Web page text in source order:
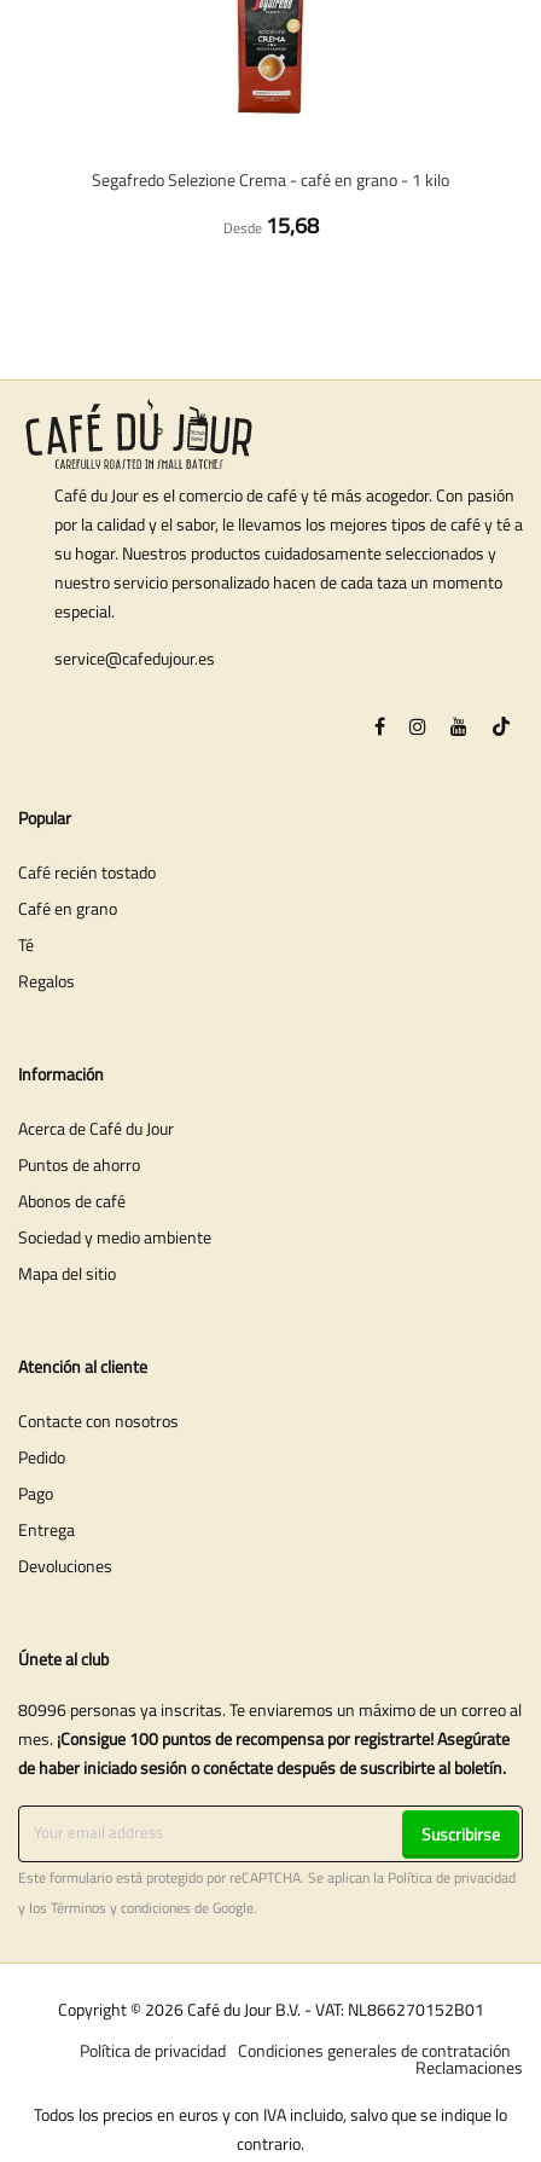
Segafredo Selezione Crema - café en grano - 1 kilo
Desde 15,68
Café du Jour es el comercio de café y té más acogedor. Con pasión
por la calidad y el sabor, le llevamos los mejores tipos de café y té a
su hogar. Nuestros productos cuidadosamente seleccionados y
nuestro servicio personalizado hacen de cada taza un momento
especial.
service@cafedujour.es
Popular
Café recién tostado
Café en grano
Té
Regalos
Información
Acerca de Café du Jour
Puntos de ahorro
Abonos de café
Sociedad y medio ambiente
Mapa del sitio
Atención al cliente
Contacte con nosotros
Pedido
Pago
Entrega
Devoluciones
Únete al club
80996 personas ya inscritas. Te enviaremos un máximo de un correo al
mes. ¡Consigue 100 puntos de recompensa por registrarte! Asegúrate
de haber iniciado sesión o conéctate después de suscribirte al boletín.
Suscribirse
Este formulario está protegido por reCAPTCHA. Se aplican la Política de privacidad
y los Términos y condiciones de Google.
Copyright © 2026 Café du Jour B.V. - VAT: NL866270152B01
Condiciones generales de contratación
Política de privacidad
Reclamaciones
Todos los precios en euros y con IVA incluido, salvo que se indique lo
contrario.